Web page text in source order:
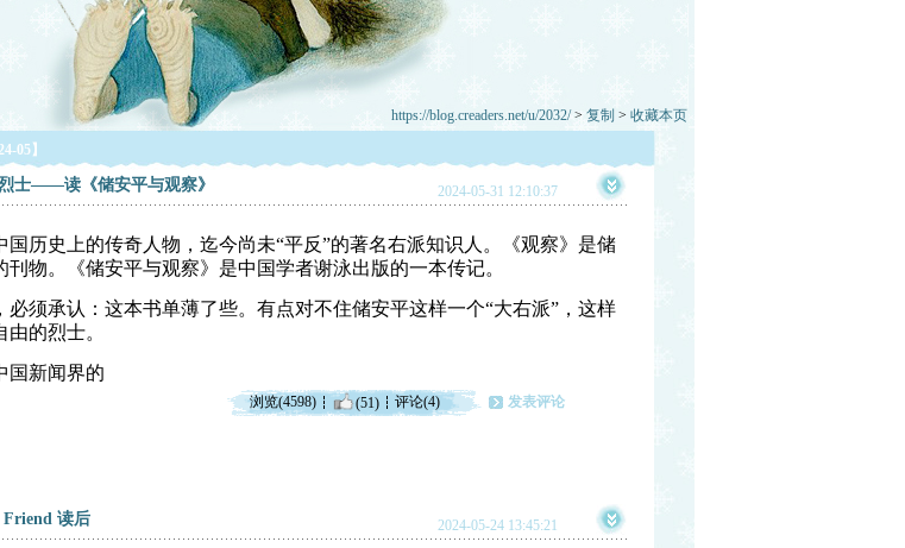
https://blog.creaders.net/u/2032/> 复制 > 收藏本页
05】
士——读《储安平与观察》 2024-05-31 12:10:37
国历史上的传奇人物，迄今尚未“平反”的著名右派知识人。《观察》是储
刊物。《储安平与观察》是中国学者谢泳出版的一本传记。
必须承认：这本书单薄了些。有点对不住储安平这样一个“大右派”，这样
的烈士。
国新闻界的
浏览(4598) (51) 评论(4) 发表评论
Friend 读后 2024-05-24 13:45:21